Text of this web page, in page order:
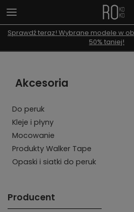
Sprawdź teraz! Wybrane modele w
50% taniej!
Akcesoria
Do peruk
Kleje i płyny
Mocowanie
Produkty Walker Tape
Opaski i siatki do peruk
Producent